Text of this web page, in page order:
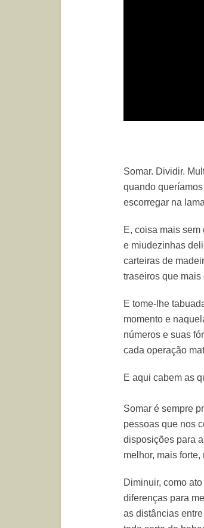
Somar. Dividir.
quando
escorregar na
E, coisa mais
e miudezinhas
carteiras de
traseiros que
E tome-lhe
momento e
números e suas
cada operação
E aqui cabem as
Somar é sempre
pessoas que nos
disposições para
melhor, mais
Diminuir, como
diferenças para
as distâncias